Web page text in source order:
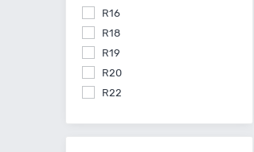
R16
R18
R19
R20
R22